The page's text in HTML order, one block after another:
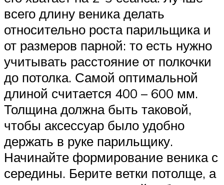
всего длину веника делать
относительно роста парильщика и
от размеров парной: то есть нужно
учитывать расстояние от полкочки
до потолка. Самой оптимальной
длиной считается 400 – 600 мм.
Толщина должна быть таковой,
чтобы аксессуар было удобно
держать в руке парильщику.
Начинайте формирование веника с
середины. Берите ветки потолще, а